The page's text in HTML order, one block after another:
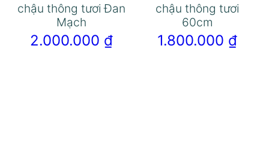
chậu thông tươi Đan
Mạch
2.000.000 ₫
chậu thông tươi
60cm
1.800.000 ₫